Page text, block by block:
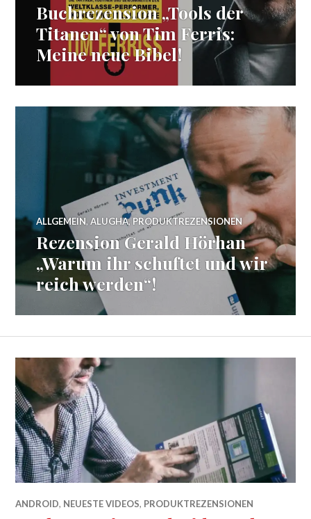
Buchrezension „Tools der
Titanen“ von Tim Ferris:
Meine neue Bibel!
ALLGEMEIN,ALUGHA, PRODUKTREZENSIONEN
Rezension Gerald Hörhan
„Warum ihr schuftet und wir
reich werden“!
ANDROID, NEUESTE VIDEOS, PRODUKTREZENSIONEN